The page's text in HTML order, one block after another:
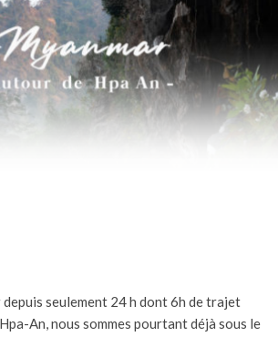
seulement 24 h dont 6h de trajet
An, nous sommes pourtant déjà sous le